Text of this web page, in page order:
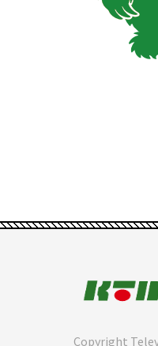
Copyright